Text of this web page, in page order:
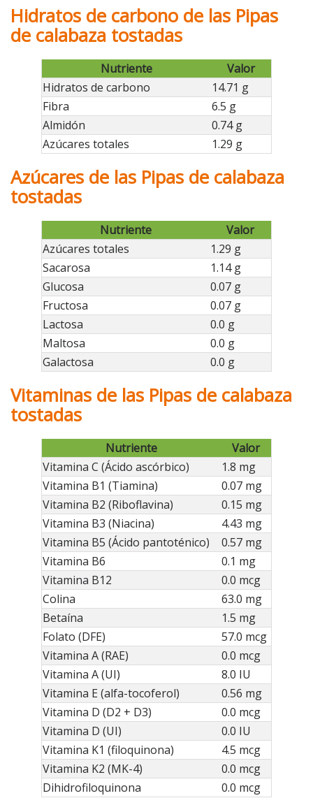
Hidratos de carbono de las Pipas
de calabaza tostadas
Nutriente
Valor
Hidratos de carbono
14.71 g
Fibra
6.5 g
Almidón
0.74 g
Azúcares totales
1.29 g
Azúcares de las Pipas de calabaza
tostadas
Nutriente
Valor
Azúcares totales
1.29 g
Sacarosa
1.14 g
Glucosa
0.07 g
Fructosa
0.07 g
Lactosa
0.0 g
Maltosa
0.0 g
Galactosa
0.0 g
Vitaminas de las Pipas de calabaza
tostadas
Nutriente
Valor
Vitamina C (Ácido ascórbico)
1.8 mg
Vitamina B1 (Tiamina)
0.07 mg
Vitamina B2 (Riboflavina)
0.15 mg
Vitamina B3 (Niacina)
4.43 mg
Vitamina B5 (Ácido pantoténico)
0.57 mg
Vitamina B6
0.1 mg
Vitamina B12
0.0 mcg
Colina
63.0 mg
Betaína
1.5 mg
Folato (DFE)
57.0 mcg
Vitamina A (RAE)
0.0 mcg
Vitamina A (UI)
8.0 IU
Vitamina E (alfa-tocoferol)
0.56 mg
Vitamina D (D2 + D3)
0.0 mcg
Vitamina D (UI)
0.0 IU
Vitamina K1 (filoquinona)
4.5 mcg
Vitamina K2 (MK-4)
0.0 mcg
Dihidrofiloquinona
0.0 mcg